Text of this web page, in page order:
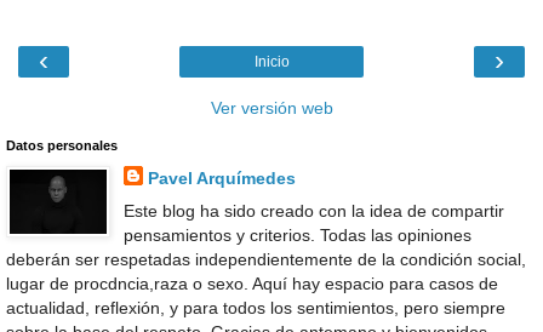
‹ ›
Inicio
Ver versión web
Datos personales
Pavel Arquímedes
Este blog ha sido creado con la idea de compartir
pensamientos y criterios. Todas las opiniones
deberán ser respetadas independientemente de la condición social,
lugar de procdncia,raza o sexo. Aquí hay espacio para casos de
actualidad, reflexión, y para todos los sentimientos, pero siempre